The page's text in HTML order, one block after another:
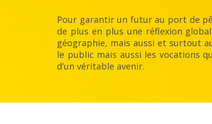
Pour garantir un futur au port de
de plus en plus une réflexion
géographie, mais aussi et surtout
le public mais aussi les vocations
d’un véritable avenir.